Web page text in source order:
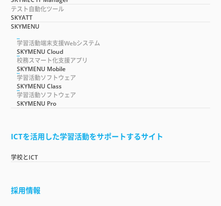
テスト自動化ツール
SKYATT
SKYMENU
学習活動端末支援Webシステム
SKYMENU Cloud
校務スマート化支援アプリ
SKYMENU Mobile
学習活動ソフトウェア
SKYMENU Class
学習活動ソフトウェア
SKYMENU Pro
ICTを活用した学習活動をサポートするサイト
学校とICT
採用情報